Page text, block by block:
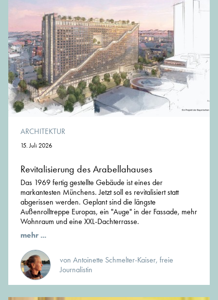
ARCHITEKTUR
15. Juli 2026
Revitalisierung des Arabellahauses
Das 1969 fertig gestellte Gebäude ist eines der
markantesten Münchens. Jetzt soll es revitalisiert statt
abgerissen werden. Geplant sind die längste
Außenrolltreppe Europas, ein "Auge" in der Fassade, mehr
Wohnraum und eine XXL-Dachterrasse.
mehr ...
von Antoinette Schmelter-Kaiser, freie
Journalistin